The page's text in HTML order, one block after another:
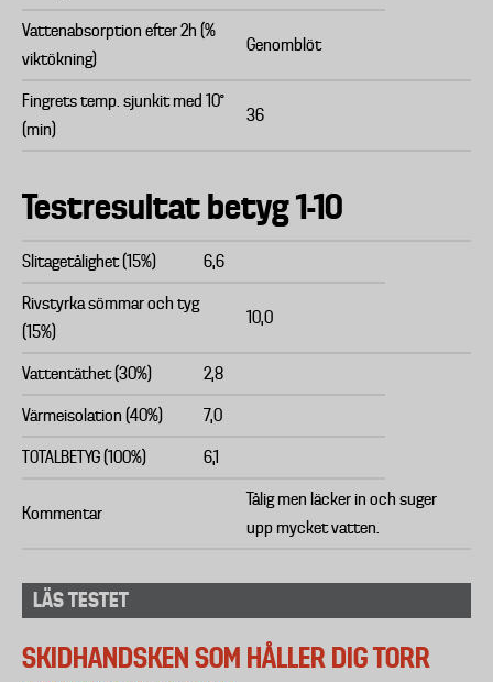
Vattenabsorption efter 2h (%
viktökning)
Genomblöt
Fingrets temp. sjunkit med 10°
(min)
36
Testresultat betyg 1-10
Slitagetålighet (15%) 6,6
Rivstyrka sömmar och tyg
(15%)
10,0
Vattentäthet (30%) 2,8
Värmeisolation (40%) 7,0
TOTALBETYG (100%) 6,1
Kommentar
Tålig men läcker in och suger
upp mycket vatten.
LÄS TESTET
SKIDHANDSKEN SOM HÅLLER DIG TORR